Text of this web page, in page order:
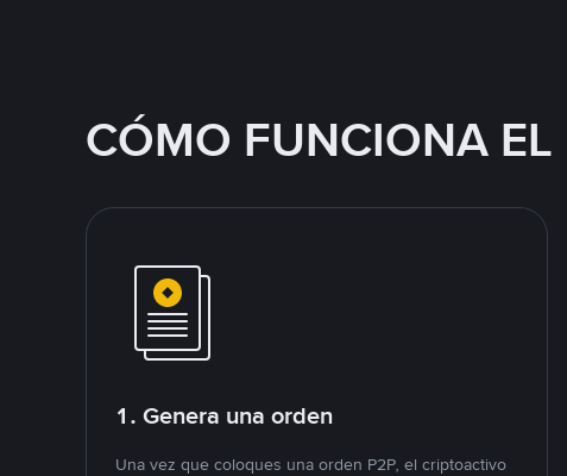
CÓMO FUNCIONA EL
1. Genera una orden
Una vez que coloques una orden P2P, el criptoactivo